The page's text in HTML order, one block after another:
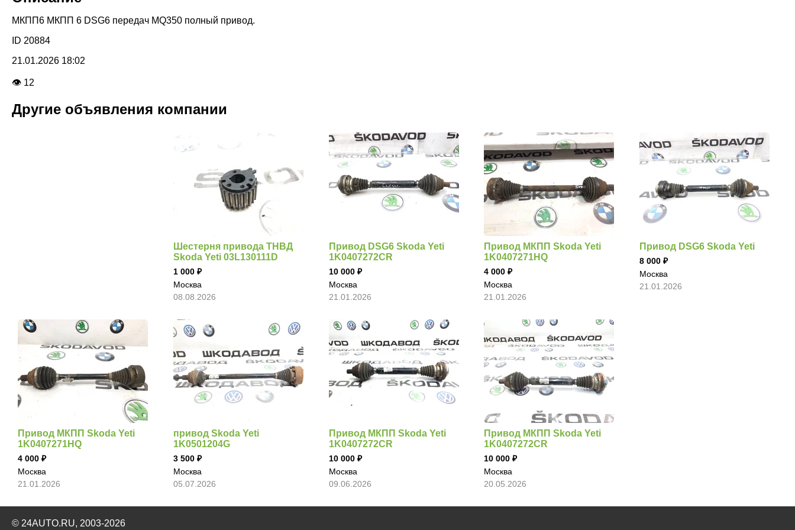
МКПП6 МКПП 6 DSG6 передач MQ350 полный привод.
ID 20884
21.01.2026 18:02
👁 12
Другие объявления компании
Шестерня привода ТНВД
Skoda Yeti 03L130111D
1 000
Москва
08.08.2026
Привод DSG6 Skoda Yeti
1K0407272CR
10 000
Москва
21.01.2026
Привод МКПП Skoda Yeti
1K0407271HQ
4 000
Москва
21.01.2026
Привод DSG6 Skoda Yeti
8 000
Москва
21.01.2026
Привод МКПП Skoda Yeti
1K0407271HQ
4 000
Москва
21.01.2026
привод Skoda Yeti
1K0501204G
3 500
Москва
05.07.2026
Привод МКПП Skoda Yeti
1K0407272CR
10 000
Москва
09.06.2026
Привод МКПП Skoda Yeti
1K0407272CR
10 000
Москва
20.05.2026
© 24AUTO.RU, 2003-2026